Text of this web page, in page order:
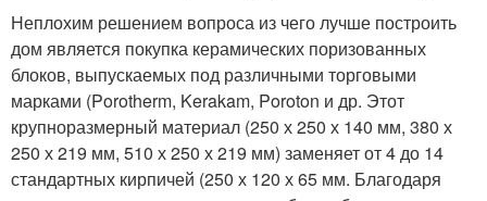
Неплохим решением вопроса из чего лучше построить
дом является покупка керамических поризованных
блоков, выпускаемых под различными торговыми
марками (Porotherm, Kerakam, Poroton и др. Этот
крупноразмерный материал (250 х 250 х 140 мм, 380 х
250 х 219 мм, 510 х 250 х 219 мм) заменяет от 4 до 14
стандартных кирпичей (250 х 120 х 65 мм. Благодаря